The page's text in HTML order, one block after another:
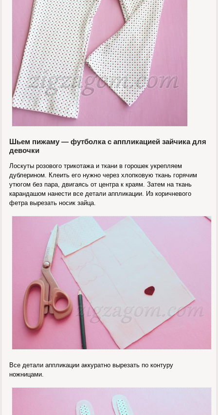
Шьем пижаму — футболка с аппликацией зайчика для
девочки
Лоскуты розового трикотажа и ткани в горошек укрепляем
дублерином. Клеить его нужно через хлопковую ткань горячим
утюгом без пара, двигаясь от центра к краям. Затем на ткань
карандашом нанести все детали аппликации. Из коричневого
фетра вырезать носик зайца.
Все детали аппликации аккуратно вырезать по контуру
ножницами.